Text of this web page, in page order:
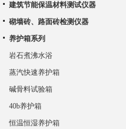
建筑节能保温材料测试仪器
砌墙砖、路面砖检测仪器
养护箱系列
岩石煮沸水浴
蒸汽快速养护箱
碱骨料试验箱
40b养护箱
恒温恒湿养护箱